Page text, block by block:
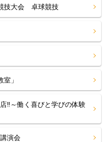
技大会 卓球競技
」
‼︎～働く喜びと学びの体験
演会